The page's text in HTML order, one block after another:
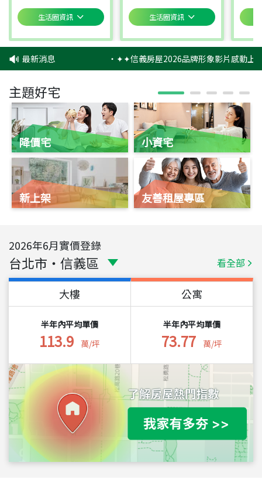
生活圈資訊 生活圈資訊
最新消息 ‧✦✦信義房屋2026品牌形象影片感動上
主題好宅
降價宅
新上架
小資宅
友善租屋專區
2026年6月實價登錄
台北市 ・ 信義區 看全部
大樓
半年內平均單價
113.9 萬/坪
公寓
半年內平均單價
73.77 萬/坪